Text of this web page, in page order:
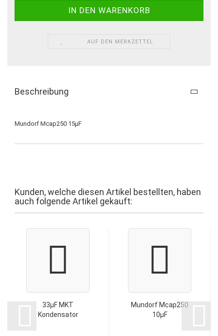
AUF DEN MERKZETTEL
Beschreibung
Mundorf Mcap250 15µF
Kunden, welche diesen Artikel bestellten, haben
auch folgende Artikel gekauft:
33µF MKT
Kondensator
Mundorf Mcap250
10µF